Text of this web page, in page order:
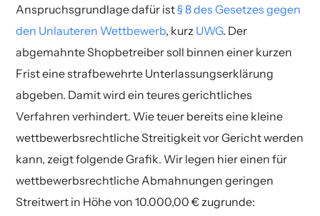
Anspruchsgrundlage dafür ist§ 8 des Gesetzes gegen
den Unlauteren Wettbewerb, kurz UWG. Der
abgemahnte Shopbetreiber soll binnen einer kurzen
Frist eine strafbewehrte Unterlassungserklärung
abgeben. Damit wird ein teures gerichtliches
Verfahren verhindert. Wie teuer bereits eine kleine
wettbewerbsrechtliche Streitigkeit vor Gericht werden
kann, zeigt folgende Grafik. Wir legen hier einen für
wettbewerbsrechtliche Abmahnungen geringen
Streitwert in Höhe von 10.000,00 € zugrunde: